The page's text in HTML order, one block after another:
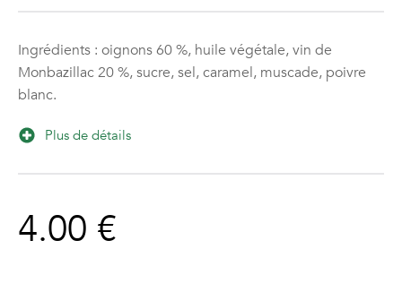
Ingrédients : oignons 60 %, huile végétale, vin de
Monbazillac 20 %, sucre, sel, caramel, muscade, poivre
blanc.
Plus de détails
4.00 €